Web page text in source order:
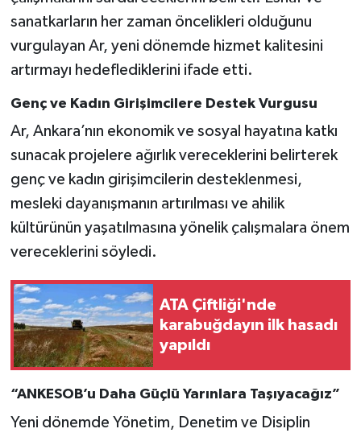
sanatkarların her zaman öncelikleri olduğunu
vurgulayan Ar, yeni dönemde hizmet kalitesini
artırmayı hedeflediklerini ifade etti.
Genç ve Kadın Girişimcilere Destek Vurgusu
Ar, Ankara’nın ekonomik ve sosyal hayatına katkı
sunacak projelere ağırlık vereceklerini belirterek
genç ve kadın girişimcilerin desteklenmesi,
mesleki dayanışmanın artırılması ve ahilik
kültürünün yaşatılmasına yönelik çalışmalara önem
vereceklerini söyledi.
ATA Çiftliği'nde
karabuğdayın ilk hasadı
yapıldı
“ANKESOB’u Daha Güçlü Yarınlara Taşıyacağız”
Yeni dönemde Yönetim, Denetim ve Disiplin